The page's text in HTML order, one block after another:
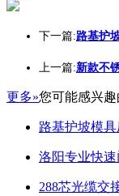
下一篇:路基护
上一篇:新款不
更多»您可能感兴趣
路基护坡模
洛阳专业快速
288芯光缆交